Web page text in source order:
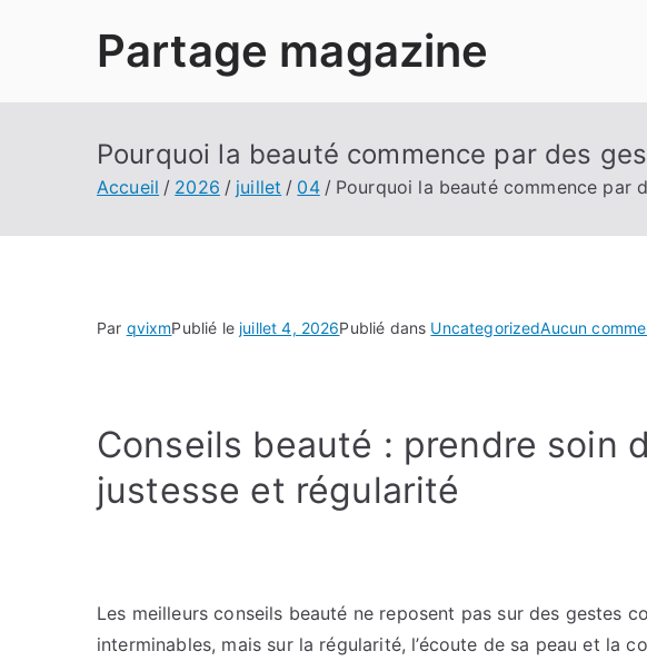
Partage magazine
Pourquoi la beauté commence par des
Accueil 2026 juillet 04 Pourquoi la beauté commence par
Par qvixmPublié le juillet 4, 2026Publié dans UncategorizedAucun
Conseils beauté : prendre soin
justesse et régularité
Les meilleurs conseils beauté ne reposent pas sur des gestes
interminables, mais sur la régularité, l’écoute de sa peau et la